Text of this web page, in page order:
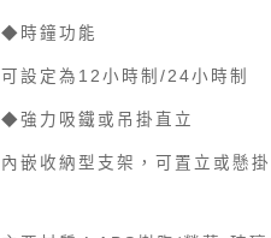
◆時鐘功能
可設定為12小時制/24小時制
◆強力吸鐵或吊掛直立
內嵌收納型支架，可置立或懸